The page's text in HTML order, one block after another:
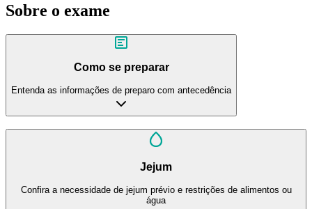
Sobre o exame
Como se preparar
Entenda as informações de preparo com antecedência
Jejum
Confira a necessidade de jejum prévio e restrições de alimentos ou
água